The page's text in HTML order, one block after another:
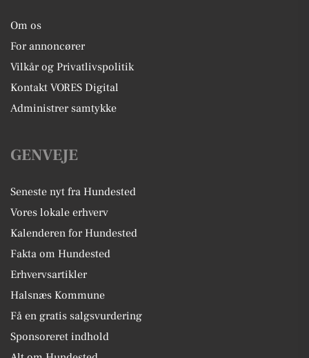
Om os
For annoncører
Vilkår og Privatlivspolitik
Kontakt VORES Digital
Administrer samtykke
GENVEJE
Seneste nyt fra Hundested
Vores lokale erhverv
Kalenderen for Hundested
Fakta om Hundested
Erhvervsartikler
Halsnæs Kommune
Få en gratis salgsvurdering
Sponsoreret indhold